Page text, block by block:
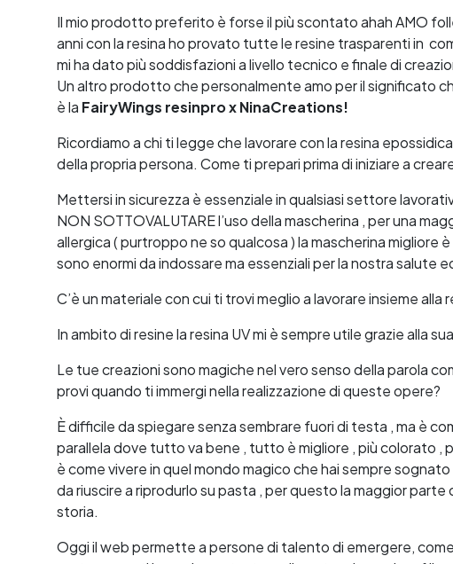
Il mio prodotto preferito è forse il più scontato ahah AMO
anni con la resina ho provato tutte le resine trasparenti in
mi ha dato più soddisfazioni a livello tecnico e finale di
Un altro prodotto che personalmente amo per il significato
è la FairyWings resinpro x NinaCreations!
Ricordiamo a chi ti legge che lavorare con la resina
della propria persona. Come ti prepari prima di iniziare a
Mettersi in sicurezza è essenziale in qualsiasi settore
NON SOTTOVALUTARE l’uso della mascherina , per una
allergica ( purtroppo ne so qualcosa ) la mascherina migliore
sono enormi da indossare ma essenziali per la nostra salute
C’è un materiale con cui ti trovi meglio a lavorare insieme alla
In ambito di resine la resina UV mi è sempre utile grazie alla
Le tue creazioni sono magiche nel vero senso della parola
provi quando ti immergi nella realizzazione di queste opere?
È difficile da spiegare senza sembrare fuori di testa , ma è
parallela dove tutto va bene , tutto è migliore , più colorato ,
è come vivere in quel mondo magico che hai sempre
da riuscire a riprodurlo su pasta , per questo la maggior parte
storia.
Oggi il web permette a persone di talento di emergere,